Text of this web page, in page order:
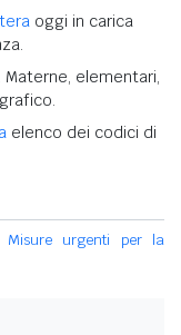
oggi in carica
elementari,
elenco dei codici di
urgenti per la